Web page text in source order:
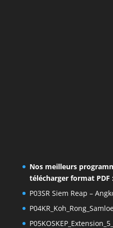
Nos meilleurs
télécharger format PDF
P03SR Siem Reap –